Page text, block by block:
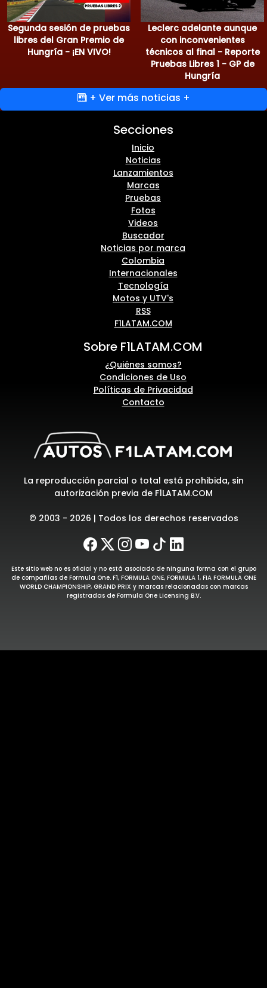
Segunda sesión de pruebas
libres del Gran Premio de
Hungría - ¡EN VIVO!
Leclerc adelante aunque
con inconvenientes
técnicos al final - Reporte
Pruebas Libres 1 - GP de
Hungría
+ Ver más noticias +
Secciones
Inicio
Noticias
Lanzamientos
Marcas
Pruebas
Fotos
Videos
Buscador
Noticias por marca
Colombia
Internacionales
Tecnología
Motos y UTV's
RSS
F1LATAM.COM
Sobre F1LATAM.COM
¿Quiénes somos?
Condiciones de Uso
Políticas de Privacidad
Contacto
La reproducción parcial o total está prohibida, sin
autorización previa de F1LATAM.COM
© 2003 - 2026 | Todos los derechos reservados
Este sitio web no es oficial y no está asociado de ninguna forma con el grupo
de compañías de Formula One. F1, FORMULA ONE, FORMULA 1, FIA FORMULA ONE
WORLD CHAMPIONSHIP, GRAND PRIX y marcas relacionadas con marcas
registradas de Formula One Licensing B.V.